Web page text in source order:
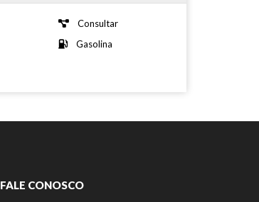
Consultar
Gasolina
FALE CONOSCO